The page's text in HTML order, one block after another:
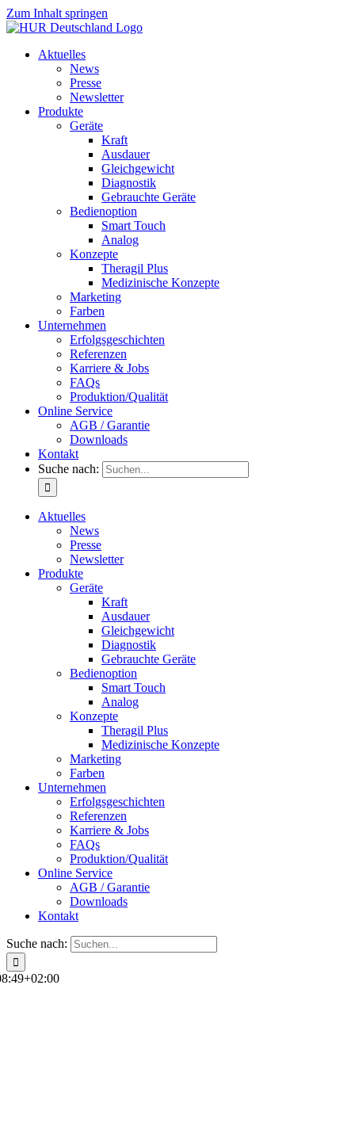
Zum Inhalt springen
Aktuelles
News
Presse
Newsletter
Produkte
Geräte
Kraft
Ausdauer
Gleichgewicht
Diagnostik
Gebrauchte Geräte
Bedienoption
Smart Touch
Analog
Konzepte
Theragil Plus
Medizinische Konzepte
Marketing
Farben
Unternehmen
Erfolgsgeschichten
Referenzen
Karriere & Jobs
FAQs
Produktion/Qualität
Online Service
AGB / Garantie
Downloads
Kontakt
Suche nach:
Aktuelles
News
Presse
Newsletter
Produkte
Geräte
Kraft
Ausdauer
Gleichgewicht
Diagnostik
Gebrauchte Geräte
Bedienoption
Smart Touch
Analog
Konzepte
Theragil Plus
Medizinische Konzepte
Marketing
Farben
Unternehmen
Erfolgsgeschichten
Referenzen
Karriere & Jobs
FAQs
Produktion/Qualität
Online Service
AGB / Garantie
Downloads
Kontakt
Suche nach: